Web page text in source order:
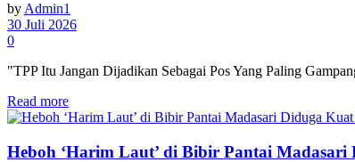
by Admin1
30 Juli 2026
0
"TPP Itu Jangan Dijadikan Sebagai Pos Yang Paling
Read more
Heboh ‘Harim Laut’ di Bibir Pantai